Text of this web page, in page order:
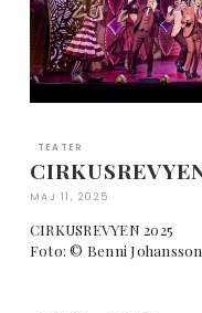
TEATER
MAJ 11, 2025
CIRKUSREVYEN
Foto: © Benni